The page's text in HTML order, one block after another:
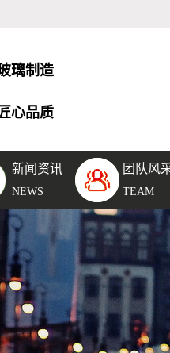
璃制造
心品质
新闻资讯
NEWS
闻
闻
识
团队风
TEAM
团队风采